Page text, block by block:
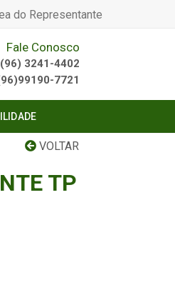
do Representante
Fale Conosco
(96) 3241-4402
7721
VOLTAR
TP